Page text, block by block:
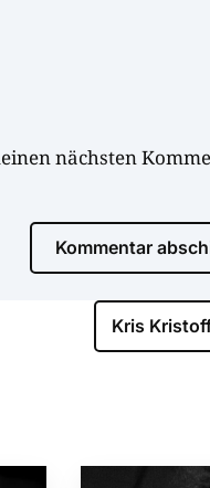
nächsten
Kommentar
Kris